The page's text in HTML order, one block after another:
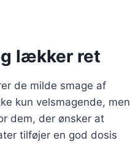
lækker ret
de milde smage af
kun velsmagende, men
dem, der ønsker at
tilføjer en god dosis